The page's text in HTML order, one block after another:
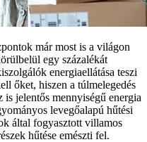
már most is a világon
egy százalékát
energiaellátása teszi
őket, hiszen a túlmelegedés
is jelentős mennyiségű energia
levegőalapú hűtési
által fogyasztott villamos
hűtése emészti fel.